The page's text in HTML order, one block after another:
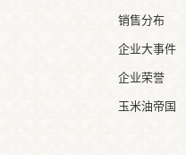
销售分布
企业大事件
企业荣誉
玉米油帝国